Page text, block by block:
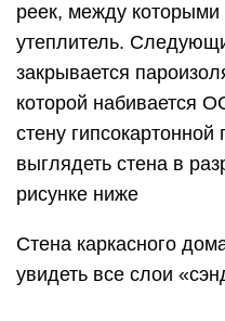
реек, между которыми
утеплитель.
закрывается
которой набивается
стену
выглядеть стена в
рисунке ниже
Стена каркасного
увидеть все слои